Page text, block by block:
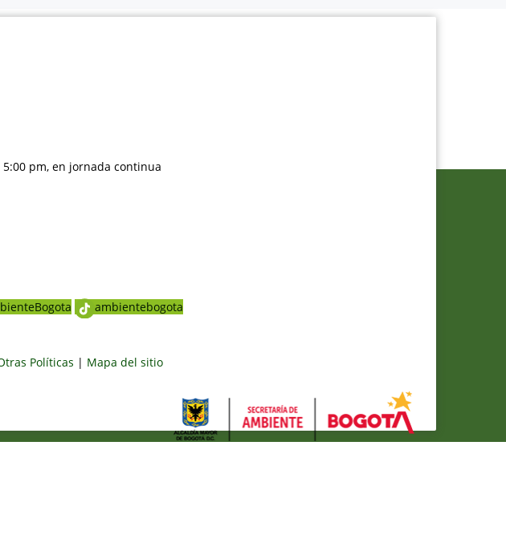
pm, en jornada continua
ambientebogota
Políticas | Mapa del sitio